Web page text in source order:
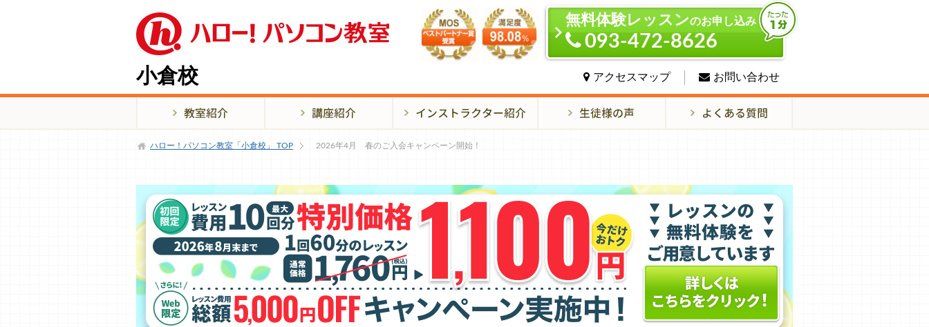
小倉校
無料体験レッスンのお申し込み
093-472-8626
アクセスマップ お問い合わせ
ハロー！パソコン教室「小倉校」 TOP 2026年4月 春のご入会キャンペーン開始！